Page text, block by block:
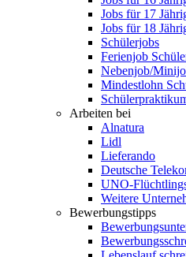
Jobs für 17
Jobs für 18
Schülerjobs
Ferienjob
Nebenjob/
Mindestlohn
Arbeiten bei
Alnatura
Lidl
Lieferando
Deutsche
UNO-
Weitere
Bewerbungstipps